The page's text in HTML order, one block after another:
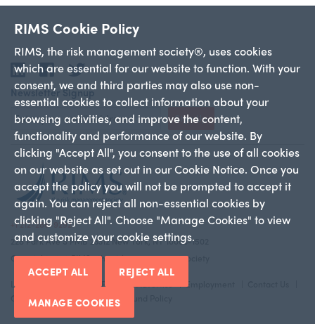
RIMS Cookie Policy
RIMS, the risk management society®, uses cookies
which are essential for our website to function. With your
consent, we and third parties may also use non-
essential cookies to collect information about your
browsing activities, and improve the content,
functionality and performance of our website. By
clicking "Accept All", you consent to the use of all cookies
on our website as set out in our Cookie Notice. Once you
accept the policy you will not be prompted to accept it
again. You can reject all non-essential cookies by
clicking "Reject All". Choose "Manage Cookies" to view
and customize your cookie settings.
ACCEPT ALL REJECT ALL
MANAGE COOKIES
LinkedIn
Facebook
Twitter
Newsletter Signup
Sign Up
+1 212-286-9292
228 Park Ave S PMB 23312 New York, NY 10003-1502
Copyright 2026 RIMS—the risk management society
Legal Notice Privacy Policy Advertise Employment
Cookie Policy
Return And Refund Policy